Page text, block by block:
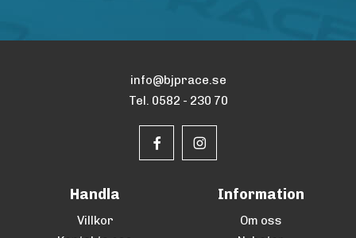
info@bjprace.se
Tel. 0582 - 230 70
Handla
Villkor
Information
Om oss